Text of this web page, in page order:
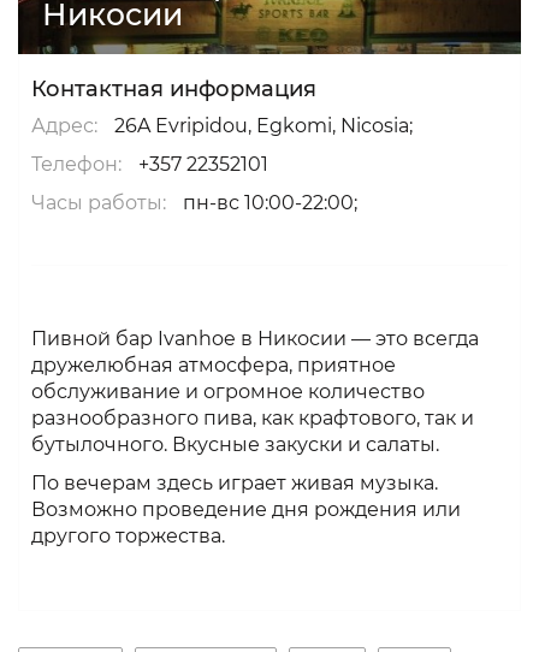
Никосии
Контактная информация
Адрес:
26A Evripidou, Egkomi, Nicosia;
Телефон:
+357 22352101
Часы работы:
пн-вс 10:00-22:00;
Пивной бар Ivanhoe в Никосии — это всегда
дружелюбная атмосфера, приятное
обслуживание и огромное количество
разнообразного пива, как крафтового, так и
бутылочного. Вкусные закуски и салаты.
По вечерам здесь играет живая музыка.
Возможно проведение дня рождения или
другого торжества.